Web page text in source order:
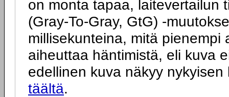
on monta tapaa, laitevertailun
(Gray-To-Gray, GtG) -
millisekunteina, mitä
aiheuttaa häntimistä, eli kuva
edellinen kuva näkyy
täältä.